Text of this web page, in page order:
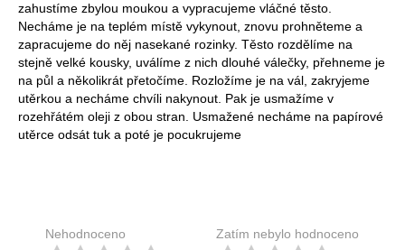
zahustíme zbylou moukou a vypracujeme vláčné těsto.
Necháme je na teplém místě vykynout, znovu prohněteme a
zapracujeme do něj nasekané rozinky. Těsto rozdělíme na
stejně velké kousky, uválíme z nich dlouhé válečky, přehneme je
na půl a několikrát přetočíme. Rozložíme je na vál, zakryjeme
utěrkou a necháme chvíli nakynout. Pak je usmažíme v
rozehřátém oleji z obou stran. Usmažené necháme na papírové
utěrce odsát tuk a poté je pocukrujeme
Nehodnoceno Zatím nebylo hodnoceno